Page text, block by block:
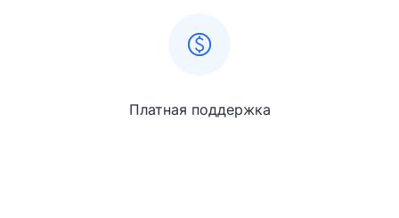
Платная поддержка